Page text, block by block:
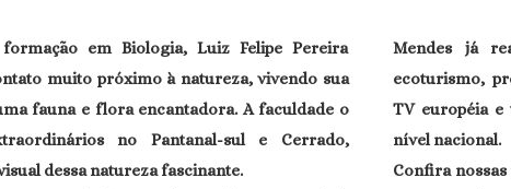
formação em Biologia, Luiz Felipe Pereira
muito próximo à natureza, vivendo sua
fauna e flora encantadora. A faculdade o
no Pantanal-sul e Cerrado,
dessa natureza fascinante.
Mendes já
ecoturismo,
TV européia
nível nacional.
Confira